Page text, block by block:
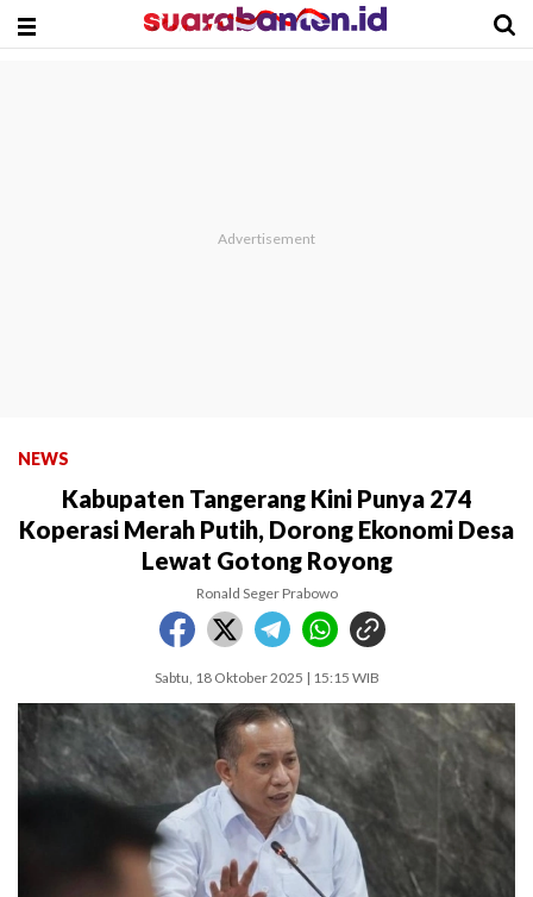
NEWS
Kabupaten Tangerang Kini Punya 274
Koperasi Merah Putih, Dorong Ekonomi Desa
Lewat Gotong Royong
Ronald Seger Prabowo
Sabtu, 18 Oktober 2025 | 15:15 WIB